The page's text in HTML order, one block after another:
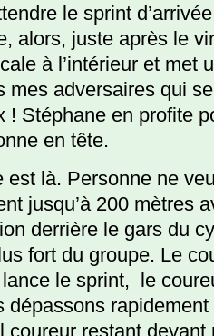
le sprint
alors, juste après le
à l’intérieur et met
mes adversaires qui
! Stéphane en profite
en tête.
est là. Personne ne
jusqu’à 200 mètres
derrière le gars du
fort du groupe. Le
le sprint, le
dépassons
coureur restant devant